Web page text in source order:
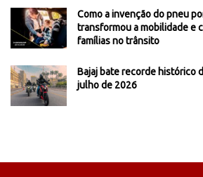
Como a invenção do pneu
transformou a mobilidade e
famílias no trânsito
Bajaj bate recorde histórico
julho de 2026